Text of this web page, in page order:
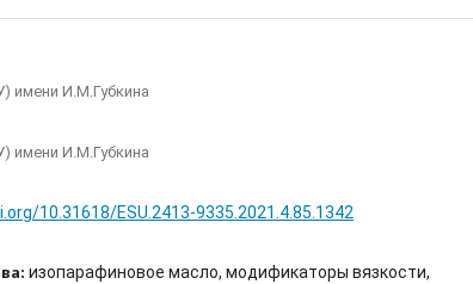
имени И.М.Губкина
имени И.М.Губкина
10.31618/ESU.2413-9335.2021.4.85.1342
изопарафиновое масло, модификаторы вязкости,